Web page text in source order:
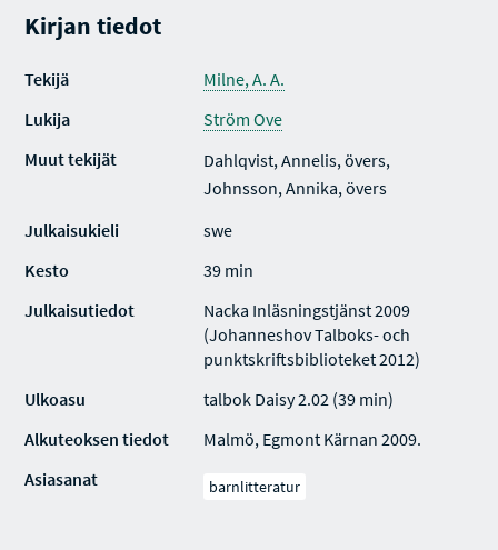
Kirjan tiedot
Tekijä
Milne, A. A.
Lukija
Ström Ove
Muut tekijät
Dahlqvist, Annelis, övers,
Johnsson, Annika, övers
Julkaisukieli
swe
Kesto
39 min
Julkaisutiedot
Nacka Inläsningstjänst 2009
(Johanneshov Talboks- och
punktskriftsbiblioteket 2012)
Ulkoasu
talbok Daisy 2.02 (39 min)
Alkuteoksen tiedot
Malmö, Egmont Kärnan 2009.
Asiasanat
barnlitteratur